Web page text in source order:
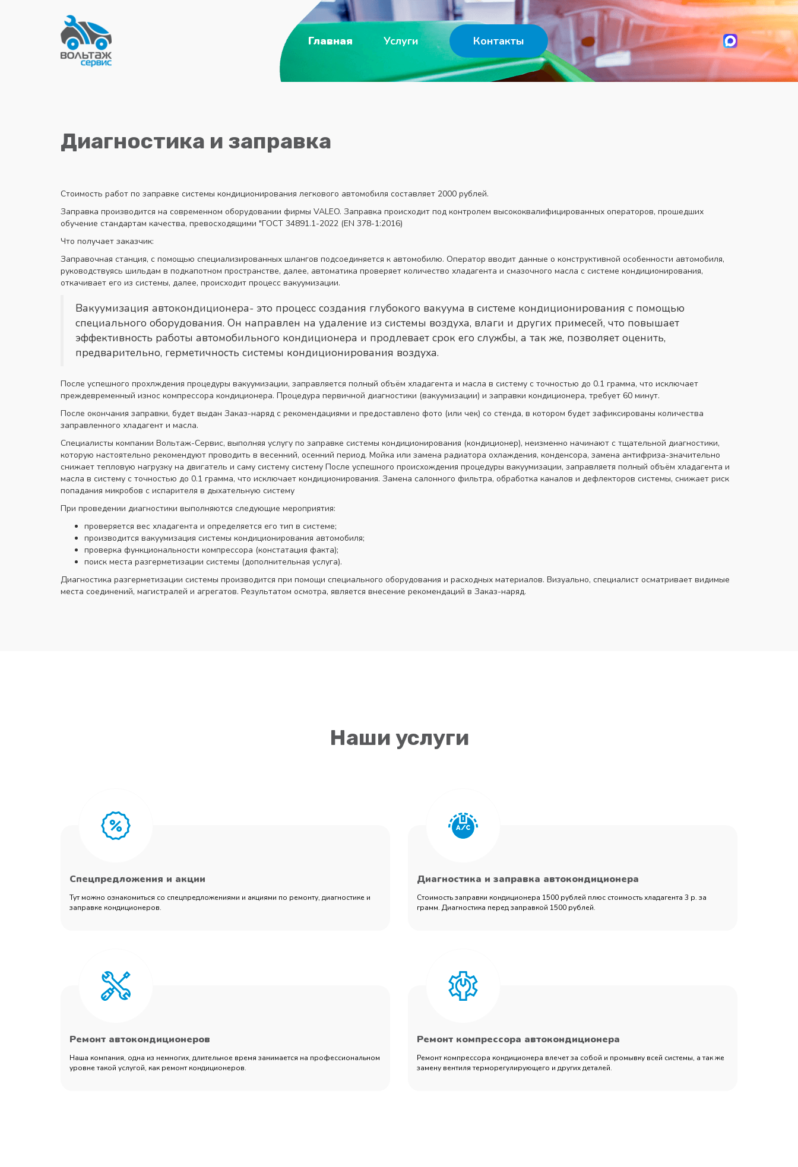
Главная Услуги Контакты
Диагностика и заправка
Стоимость работ по заправке системы кондиционирования легкового автомобиля составляет 2000 рублей.
Заправка производится на современном оборудовании фирмы VALEO. Заправка происходит под контролем высококвалифицированных операторов, прошедших
обучение стандартам качества, превосходящими "ГОСТ 34891.1-2022 (EN 378-1:2016)
Что получает заказчик:
Заправочная станция, с помощью специализированных шлангов подсоединяется к автомобилю. Оператор вводит данные о конструктивной особенности автомобиля,
руководствуясь шильдам в подкапотном пространстве, далее, автоматика проверяет количество хладагента и смазочного масла с системе кондиционирования,
откачивает его из системы, далее, происходит процесс вакуумизации.
Вакуумизация автокондиционера- это процесс создания глубокого вакуума в системе кондиционирования с помощью
специального оборудования. Он направлен на удаление из системы воздуха, влаги и других примесей, что повышает
эффективность работы автомобильного кондиционера и продлевает срок его службы, а так же, позволяет оценить,
предварительно, герметичность системы кондиционирования воздуха.
После успешного прохлждения процедуры вакуумизации, заправляется полный объём хладагента и масла в систему с точностью до 0.1 грамма, что исключает
преждевременный износ компрессора кондиционера. Процедура первичной диагностики (вакуумизации) и заправки кондиционера, требует 60 минут.
После окончания заправки, будет выдан Заказ-наряд с рекомендациями и предоставлено фото (или чек) со стенда, в котором будет зафиксированы количества
заправленного хладагент и масла.
Специалисты компании Вольтаж-Сервис, выполняя услугу по заправке системы кондиционирования (кондиционер), неизменно начинают с тщательной диагностики,
которую настоятельно рекомендуют проводить в весенний, осенний период. Мойка или замена радиатора охлаждения, конденсора, замена антифриза-значительно
снижает тепловую нагрузку на двигатель и саму систему систему После успешного происхождения процедуры вакуумизации, заправляетя полный объём хладагента и
масла в систему с точностью до 0.1 грамма, что исключает кондиционирования. Замена салонного фильтра, обработка каналов и дефлекторов системы, снижает риск
попадания микробов с испарителя в дыхательную систему
При проведении диагностики выполняются следующие мероприятия:
проверяется вес хладагента и определяется его тип в системе;
производится вакуумизация системы кондиционирования автомобиля;
проверка функциональности компрессора (констатация факта);
поиск места разгерметизации системы (дополнительная услуга).
Диагностика разгерметизации системы производится при помощи специального оборудования и расходных материалов. Визуально, специалист осматривает видимые
места соединений, магистралей и агрегатов. Результатом осмотра, является внесение рекомендаций в Заказ-наряд.
Наши услуги
Спецпредложения и акции
Тут можно ознакомиться со спецпредложениями и акциями по ремонту, диагностике и
заправке кондиционеров.
Диагностика и заправка автокондиционера
Стоимость заправки кондиционера 1500 рублей плюс стоимость хладагента 3 р. за
грамм. Диагностика перед заправкой 1500 рублей.
Ремонт автокондиционеров
Наша компания, одна из немногих, длительное время занимается на профессиональном
уровне такой услугой, как ремонт кондиционеров.
Ремонт компрессора автокондиционера
Ремонт компрессора кондиционера влечет за собой и промывку всей системы, а так же
замену вентиля терморегулирующего и других деталей.